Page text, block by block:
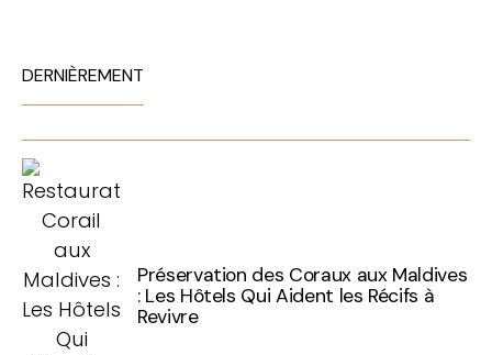
DERNIÈREMENT
Préservation des Coraux aux Maldives
: Les Hôtels Qui Aident les Récifs à
Revivre